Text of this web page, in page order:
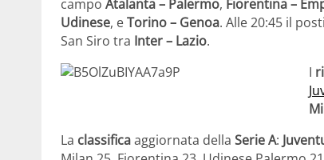
campo Atalanta – Palermo, Fiorentina –
Udinese, eTorino – Genoa. Alle 20:45 il
San Siro tra Inter – Lazio.
I
La classificaaggiornata della Serie A: